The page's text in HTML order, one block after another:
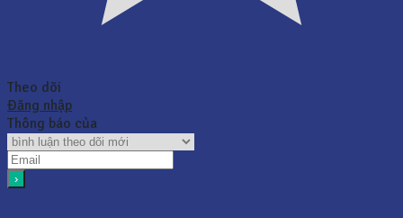
Theo dõi
Đăng nhập
Thông báo của